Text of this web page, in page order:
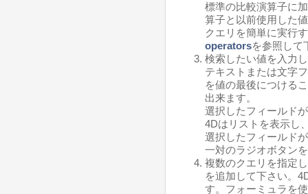
標準の比較演算子に
算子と以前使用した
クエリを簡単に実行
operatorsを参照して
検索したい値を入力
テキストまたは文字
を値の最後につける
出来ます。
選択したフィールド
4Dはリストを表示し
選択したフィールド
一対のラジオボタン
複数のクエリを指定
を追加して下さい。
す。フォーミュラを